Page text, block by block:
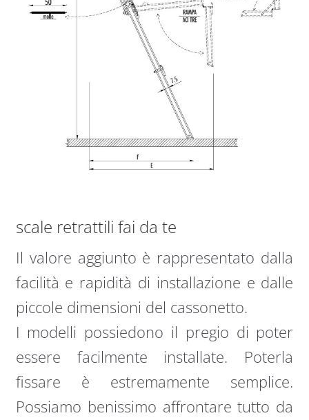
scale retrattili fai da te
Il valore aggiunto è rappresentato dalla
facilità e rapidità di installazione e dalle
piccole dimensioni del cassonetto.
I modelli possiedono il pregio di poter
essere facilmente installate. Poterla
fissare è estremamente semplice.
Possiamo benissimo affrontare tutto da